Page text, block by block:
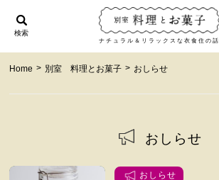
ナチュラル＆リラックスな衣食住の話
検索
Home > 別室 料理とお菓子 > おしらせ
おしらせ
おしらせ